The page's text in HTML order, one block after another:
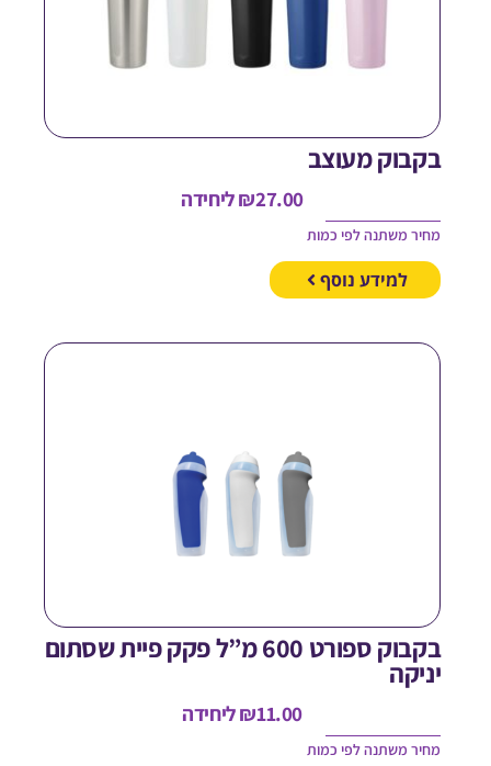
מעוצב
₪ליחידה
משתנה לפי כמות
למידע נוסף
בקבוק ספורט 600 מ”ל פקק פיית שסתום
₪ליחידה
משתנה לפי כמות